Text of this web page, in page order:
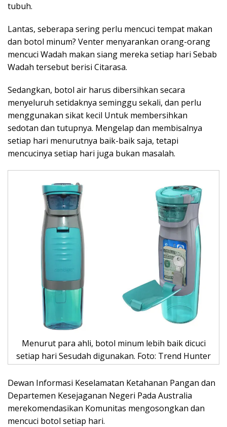
tubuh.
Lantas, seberapa sering perlu mencuci tempat makan
dan botol minum? Venter menyarankan orang-orang
mencuci Wadah makan siang mereka setiap hari Sebab
Wadah tersebut berisi Citarasa.
Sedangkan, botol air harus dibersihkan secara
menyeluruh setidaknya seminggu sekali, dan perlu
menggunakan sikat kecil Untuk membersihkan
sedotan dan tutupnya. Mengelap dan membisalnya
setiap hari menurutnya baik-baik saja, tetapi
mencucinya setiap hari juga bukan masalah.
Menurut para ahli, botol minum lebih baik dicuci
setiap hari Sesudah digunakan. Foto: Trend Hunter
Dewan Informasi Keselamatan Ketahanan Pangan dan
Departemen Kesejaganan Negeri Pada Australia
merekomendasikan Komunitas mengosongkan dan
mencuci botol setiap hari.